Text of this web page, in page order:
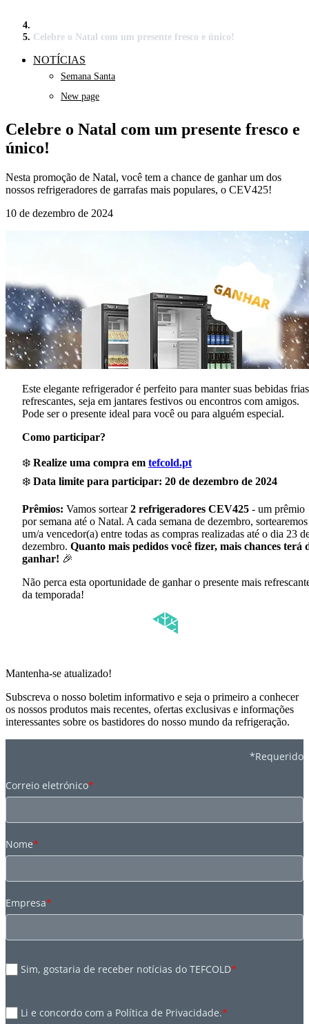
Celebre o Natal com um presente fresco e único!
NOTÍCIAS
Semana Santa
New page
Celebre o Natal com um presente fresco e
único!
Nesta promoção de Natal, você tem a chance de ganhar um dos
nossos refrigeradores de garrafas mais populares, o CEV425!
10 de dezembro de 2024
Este elegante refrigerador é perfeito para manter suas bebidas
refrescantes, seja em jantares festivos ou encontros com amigos.
Pode ser o presente ideal para você ou para alguém especial.
Como participar?
❄️ Realize uma compra em tefcold.pt
❄️ Data limite para participar: 20 de dezembro de 2024
Prêmios: Vamos sortear2 refrigeradores CEV425 - um prêmio
por semana até o Natal. A cada semana de dezembro, sortearemos
um/a vencedor(a) entre todas as compras realizadas até o dia 23
dezembro. Quanto mais pedidos você fizer, mais chances terá
ganhar! 🎉
Não perca esta oportunidade de ganhar o presente mais
da temporada!
Mantenha-se atualizado!
Subscreva o nosso boletim informativo e seja o primeiro a conhecer
os nossos produtos mais recentes, ofertas exclusivas e informações
interessantes sobre os bastidores do nosso mundo da refrigeração.
*Requerido
Correio eletrónico*
Nome*
Empresa*
Sim, gostaria de receber notícias do TEFCOLD*
Li e concordo com a Política de Privacidade.*